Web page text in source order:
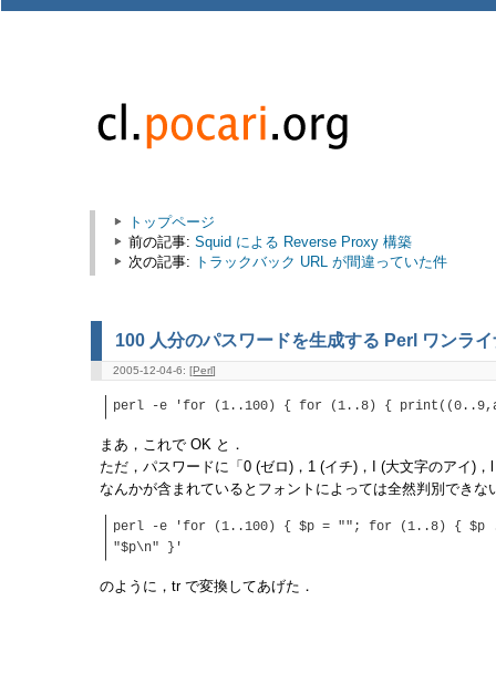
トップページ
前の記事: Squid による Reverse Proxy 構築
次の記事: トラックバック URL が間違っていた件
100 人分のパスワードを生成する Perl ワンラ
2005-12-04-6: [Perl]
perl -e 'for (1..100) { for (1..8) {
まあ，これで OK と．
ただ，パスワードに「0 (ゼロ)，1 (イチ)，I (大文字のアイ)
なんかが含まれているとフォントによっては全然判別できな
perl -e 'for (1..100) { $p = ""; for (1..8) { $p
"$p\n" }'
のように，tr で変換してあげた．